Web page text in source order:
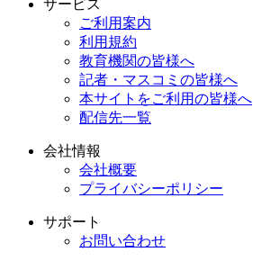
サービス
ご利用案内
利用規約
教育機関の皆様へ
記者・マスコミの皆様へ
本サイトをご利用の皆様へ
配信先一覧
会社情報
会社概要
プライバシーポリシー
サポート
お問い合わせ